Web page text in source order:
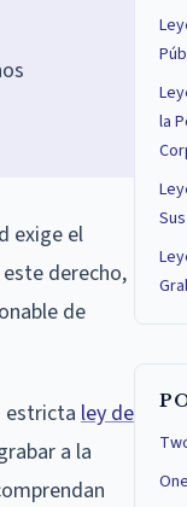
exige el
derecho,
de
estricta ley de
a la
la